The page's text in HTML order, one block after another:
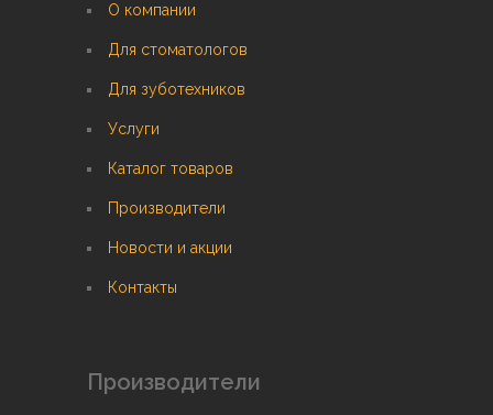
О компании
Для стоматологов
Для зуботехников
Услуги
Каталог товаров
Производители
Новости и акции
Контакты
Производители